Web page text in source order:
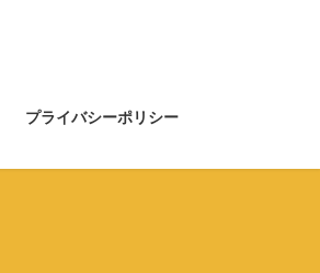
プライバシーポリシー